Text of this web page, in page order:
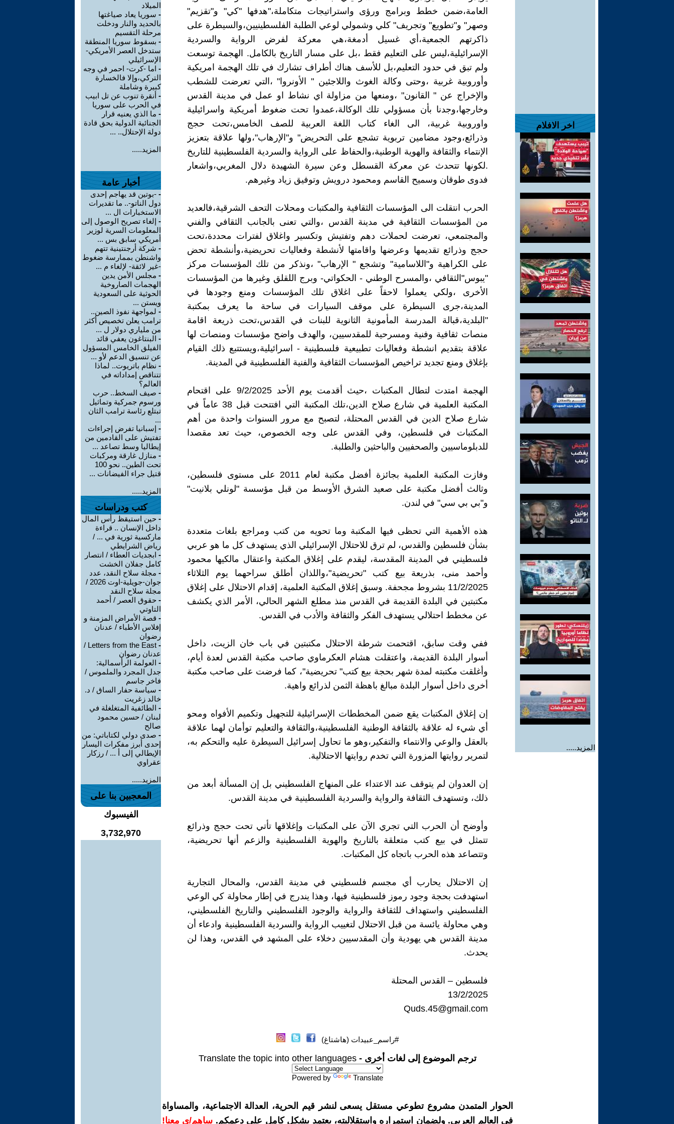
اخر الافلام
المزيد.....
العامة،ضمن خطط وبرامج ورؤى واستراتيجات متكاملة،"هدفها "كي" و"تقزيم"
وصهر" و"تطويع" وتجريف" كلي وشمولي لوعي الطلبة الفلسطينيين،والسيطرة على
ذاكرتهم الجمعية،أي غسيل أدمغة،هي معركة لفرض الرواية والسردية
الإسرائيلية،ليس على التعليم فقط ،بل على مسار التاريخ بالكامل. الهجمة توسعت
ولم تبق في حدود التعليم،بل للأسف هناك أطراف تشارك في تلك الهجمة امريكية
وأوروبية غربية ،وحتى وكالة الغوث واللاجئين " الأونروا" ،التي تعرضت للشطب
والإخراج عن " القانون" ،ومنعها من مزاولة اي نشاط او عمل في مدينة القدس
وخارجها،وجدنا بأن مسؤولي تلك الوكالة،عمدوا تحت ضغوط أمريكية واسرائيلية
واوروبية غربية، الى الغاء كتاب اللغة العربية للصف الخامس،تحت حجج
وذرائع،وجود مضامين تربوية تشجع على التحريض" و"الإرهاب"،ولها علاقة بتعزيز
الإنتماء والثقافة والهوية الوطنية،والحفاظ على الرواية والسردية الفلسطينية للتاريخ
.لكونها تتحدث عن معركة القسطل وعن سيرة الشهيدة دلال المغربي،واشعار
فدوى طوقان وسميح القاسم ومحمود درويش وتوفيق زياد وغيرهم.
الحرب انتقلت الى المؤسسات الثقافية والمكتبات ومحلات التحف الشرقية،فالعديد
من المؤسسات الثقافية في مدينة القدس ،والتي تعنى بالجانب الثقافي والفني
والمجتمعي، تعرضت لحملات دهم وتفتيش وتكسير واغلاق لفترات محددة،تحت
حجج وذرائع تقديمها وعرضها واقامتها لأنشطة وفعاليات تحريضية،وأنشطة تحض
على الكراهية و"اللاسامية" وتشجع " الإرهاب" ،ونذكر من تلك المؤسسات مركز
"يبوس"الثقافي ،والمسرح الوطني - الحكواتي- وبرج اللقلق وغيرها من المؤسسات
الأخرى ،ولكي يعملوا لاحقاً على اغلاق تلك المؤسسات ومنع وجودها في
المدينة،جرى السيطرة على موقف السيارات في ساحة ما يعرف بمكتبة
"البلدية،قبالة المدرسة المأمونية الثانوية للبنات في القدس،تحت ذريعة اقامة
منصات ثقافية وفنية ومسرحية للمقدسيين، والهدف واضح مؤسسات ومنصات لها
علاقة بتقديم انشطة وفعاليات تطبيعية فلسطينية - اسرائيلية،ويستتبع ذلك القيام
بإغلاق ومنع تجديد تراخيص المؤسسات الثقافية والفنية الفلسطينية في المدينة.
الهجمة امتدت لتطال المكتبات ،حيث أقدمت يوم الأحد 9/2/2025 على اقتحام
المكتبة العلمية في شارع صلاح الدين،تلك المكتبة التي افتتحت قبل 38 عاماً في
شارع صلاح الدين في القدس المحتلة، لتصبح مع مرور السنوات واحدة من أهم
المكتبات في فلسطين، وفي القدس على وجه الخصوص، حيث تعد مقصدا
للدبلوماسيين والصحفيين والباحثين والطلبة.
وفازت المكتبة العلمية بجائزة أفضل مكتبة لعام 2011 على مستوى فلسطين،
وثالث أفضل مكتبة على صعيد الشرق الأوسط من قبل مؤسسة "لونلي بلانيت"
و"بي بي سي" في لندن.
هذه الأهمية التي تحظى فيها المكتبة وما تحويه من كتب ومراجع بلغات متعددة
بشأن فلسطين والقدس، لم ترق للاحتلال الإسرائيلي الذي يستهدف كل ما هو عربي
فلسطيني في المدينة المقدسة، ليقدم على إغلاق المكتبة واعتقال مالكيها محمود
وأحمد منى، بذريعة بيع كتب "تحريضية"،واللذان أطلق سراحهما يوم الثلاثاء
11/2/2025 بشروط مجحفة. وسبق إغلاق المكتبة العلمية، إقدام الاحتلال على إغلاق
مكتبتين في البلدة القديمة في القدس منذ مطلع الشهر الحالي، الأمر الذي يكشف
عن مخطط احتلالي يستهدف الفكر والثقافة والأدب في القدس.
ففي وقت سابق، اقتحمت شرطة الاحتلال مكتبتين في باب خان الزيت، داخل
أسوار البلدة القديمة، واعتقلت هشام العكرماوي صاحب مكتبة القدس لعدة أيام،
وأغلقت مكتبته لمدة شهر بحجة بيع كتب" تحريضية"، كما فرضت على صاحب مكتبة
أخرى داخل أسوار البلدة مبالغ باهظة الثمن لذرائع واهية.
إن إغلاق المكتبات يقع ضمن المخططات الإسرائيلية للتجهيل وتكميم الأفواه ومحو
أي شيء له علاقة بالثقافة الوطنية الفلسطينية،والثقافة والتعليم توأمان لهما علاقة
بالعقل والوعي والانتماء والتفكير،وهو ما تحاول إسرائيل السيطرة عليه والتحكم به،
لتمرير روايتها المزورة التي تخدم روايتها الاحتلالية.
إن العدوان لم يتوقف عند الاعتداء على المنهاج الفلسطيني بل إن المسألة أبعد من
ذلك، وتستهدف الثقافة والرواية والسردية الفلسطينية في مدينة القدس.
وأوضح أن الحرب التي تجري الآن على المكتبات وإغلاقها تأتي تحت حجج وذرائع
تتمثل في بيع كتب متعلقة بالتاريخ والهوية الفلسطينية والزعم أنها تحريضية،
وتتصاعد هذه الحرب باتجاه كل المكتبات.
إن الاحتلال يحارب أي مجسم فلسطيني في مدينة القدس، والمحال التجارية
استهدفت بحجة وجود رموز فلسطينية فيها، وهذا يندرج في إطار محاولة كي الوعي
الفلسطيني واستهداف للثقافة والرواية والوجود الفلسطيني والتاريخ الفلسطيني،
وهي محاولة يائسة من قبل الاحتلال لتغييب الرواية والسردية الفلسطينية وادعاء أن
مدينة القدس هي يهودية وأن المقدسيين دخلاء على المشهد في القدس، وهذا لن
يحدث.
فلسطين – القدس المحتلة
13/2/2025
Quds.45@gmail.com
#راسم_عبيدات (هاشتاغ)
ترجم الموضوع إلى لغات أخرى - Translate the topic into other languages
Powered by Translate
الحوار المتمدن مشروع تطوعي مستقل يسعى لنشر قيم الحرية، العدالة الاجتماعية، والمساواة
في العالم العربي. ولضمان استمراره واستقلاليته، يعتمد بشكل كامل على دعمكم. ساهم/ي معنا!
الميلاد
- سوريا يعاد صياغتها
بالحديد والنار ودخلت
مرحلة التقسيم
- بسقوط سوريا المنطقة
ستدخل العصر الأمريكي-
الإسرائيلي
- اما -كرت- احمر في وجه
التركي،وإلا فالخسارة
كبيرة وشاملة
- أنقرة تنوب عن تل ابيب
في الحرب على سوريا
- ما الذي يعنيه قرار
الجنائية الدولية بحق قادة
دولة الإحتلال.. ...
المزيد.....
أخبار عامة
- -بوتين قد يهاجم إحدى
دول الناتو-.. ما تقديرات
الاستخبارات ال ...
- إلغاء تصريح الوصول إلى
المعلومات السرية لوزير
أمريكي سابق بس ...
- شركة أرجنتينية تتهم
واشنطن بممارسة ضغوط
-غير لائقة- لإلغاء م ...
- مجلس الأمن يدين
الهجمات الصاروخية
الحوثية على السعودية
ويستن ...
- لمواجهة نفوذ الصين..
ترامب يعلن تخصيص أكثر
من ملياري دولار ل ...
- البنتاغون يعفي قائد
الفيلق الخامس المسؤول
عن تنسيق الدعم لأو ...
- نظام باتريوت.. لماذا
تتناقص إمداداته في
العالم؟
- صيف السخط.. حرب
ورسوم جمركية وتماثيل
تبتلع رئاسة ترامب الثان
...
- إسبانيا تفرض إجراءات
تفتيش على القادمين من
إيطاليا وسط تصاعد ...
- منازل غارقة ومركبات
تحت الطين.. نحو 100
قتيل جراء الفيضانات ...
المزيد.....
كتب ودراسات
- حين استيقظ رأس المال
داخل الإنسان .. قراءة
ماركسية ثورية في ... /
رياض الشرايطي
- ابجديات العطاء / انتصار
كامل جفلان الخشت
- مجلة سلاح النقد، عدد
جوان-جويلية-اوت 2026 /
مجلة سلاح النقد
- حقوق العصر / أحمد
التاوتي
- قصة الأمراض المزمنة و
إفلاس الأطباء / عدنان
رضوان
-
Letters from the East /
عدنان رضوان
- العولمة الرأسمالية:
جدل المجرد والملموس /
فاخر جاسم
- سياسة حفار الساق / د.
خالد زغريت
- الطائفية المتغلغلة في
لبنان / حسين محمود
صالح
- صدى دولي لكتاباتي: من
إحدى أبرز مفكرات اليسار
الإيطالي إلى أ ... / رزكار
عقراوي
المزيد.....
المعجبين بنا على
الفيسبوك
3,732,970